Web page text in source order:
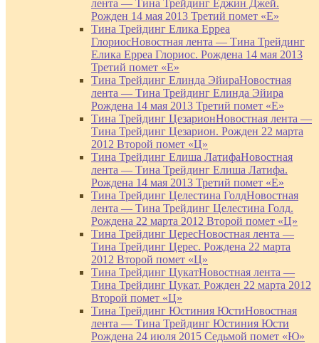
лента — Тина Трейдинг Еджин Джей.
Рожден 14 мая 2013 Третий помет «Е»
Тина Трейдинг Елика Ерреа
ГлориосНовостная лента — Тина Трейдинг
Елика Ерреа Глориос. Рождена 14 мая 2013
Третий помет «Е»
Тина Трейдинг Елинда ЭйираНовостная
лента — Тина Трейдинг Елинда Эйира
Рождена 14 мая 2013 Третий помет «Е»
Тина Трейдинг ЦезарионНовостная лента —
Тина Трейдинг Цезарион. Рожден 22 марта
2012 Второй помет «Ц»
Тина Трейдинг Елиша ЛатифаНовостная
лента — Тина Трейдинг Елиша Латифа.
Рождена 14 мая 2013 Третий помет «Е»
Тина Трейдинг Целестина ГолдНовостная
лента — Тина Трейдинг Целестина Голд.
Рождена 22 марта 2012 Второй помет «Ц»
Тина Трейдинг ЦересНовостная лента —
Тина Трейдинг Церес. Рождена 22 марта
2012 Второй помет «Ц»
Тина Трейдинг ЦукатНовостная лента —
Тина Трейдинг Цукат. Рожден 22 марта 2012
Второй помет «Ц»
Тина Трейдинг Юстиния ЮстиНовостная
лента — Тина Трейдинг Юстиния Юсти
Рождена 24 июля 2015 Седьмой помет «Ю»